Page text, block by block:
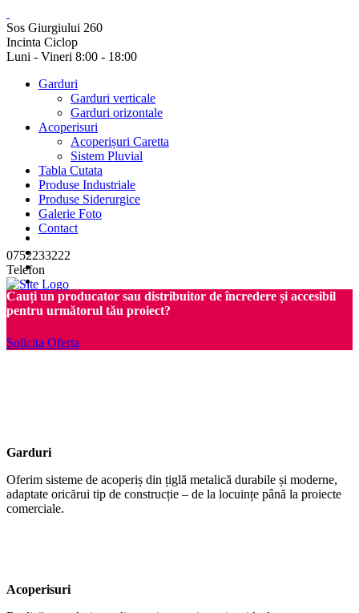
Sos Giurgiului 260
Incinta Ciclop
Luni - Vineri 8:00 - 18:00
Garduri
Garduri verticale
Garduri orizontale
Acoperisuri
Acoperișuri Caretta
Sistem Pluvial
Tabla Cutata
Produse Industriale
Produse Siderurgice
Galerie Foto
Contact
0752233222
Telefon
Cauți un producator sau distribuitor de încredere și accesibil
pentru următorul tău proiect?
Solicita Oferta
Garduri
Oferim sisteme de acoperiș din țiglă metalică durabile și moderne,
adaptate oricărui tip de construcție – de la locuințe până la proiecte
comerciale.
Acoperisuri